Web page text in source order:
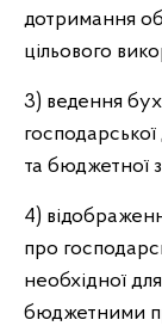
дотримання
цільового
3) ведення
та бюджетної
4)
про
необхідної
бюджетними